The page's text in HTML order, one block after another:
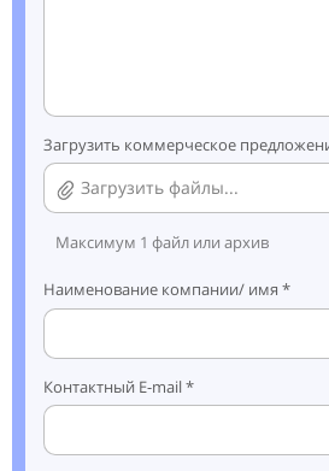
Загрузить коммерческое
Загрузить файлы...
Максимум 1 файл или архив
Наименование компании/ имя *
Контактный E-mail *